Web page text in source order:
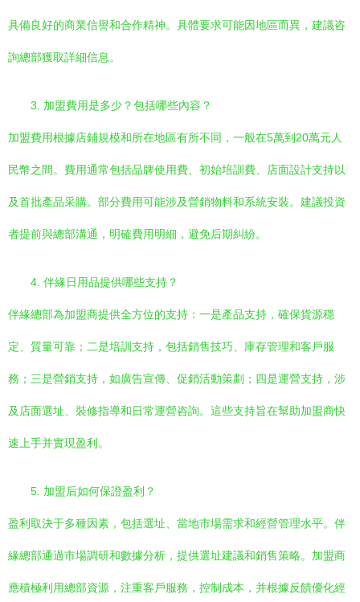
具備良好的商業信譽和合作精神。具體要求可能因地區而異，建議咨
詢總部獲取詳細信息。
3. 加盟費用是多少？包括哪些內容？
加盟費用根據店鋪規模和所在地區有所不同，一般在5萬到20萬元人
民幣之間。費用通常包括品牌使用費、初始培訓費、店面設計支持以
及首批產品采購。部分費用可能涉及營銷物料和系統安裝。建議投資
者提前與總部溝通，明確費用明細，避免后期糾紛。
4. 伴緣日用品提供哪些支持？
伴緣總部為加盟商提供全方位的支持：一是產品支持，確保貨源穩
定、質量可靠；二是培訓支持，包括銷售技巧、庫存管理和客戶服
務；三是營銷支持，如廣告宣傳、促銷活動策劃；四是運營支持，涉
及店面選址、裝修指導和日常運營咨詢。這些支持旨在幫助加盟商快
速上手并實現盈利。
5. 加盟后如何保證盈利？
盈利取決于多種因素，包括選址、當地市場需求和經營管理水平。伴
緣總部通過市場調研和數據分析，提供選址建議和銷售策略。加盟商
應積極利用總部資源，注重客戶服務，控制成本，并根據反饋優化經